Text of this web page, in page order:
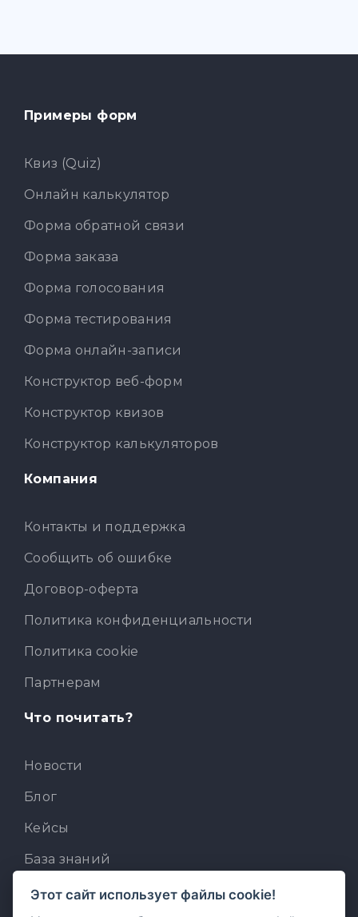
Примеры форм
Квиз (Quiz)
Онлайн калькулятор
Форма обратной связи
Форма заказа
Форма голосования
Форма тестирования
Форма онлайн-записи
Конструктор веб-форм
Конструктор квизов
Конструктор калькуляторов
Компания
Контакты и поддержка
Сообщить об ошибке
Договор-оферта
Политика конфиденциальности
Политика cookie
Партнерам
Что почитать?
Новости
Блог
Кейсы
База знаний
Для разработчиков
Этот сайт использует файлы cookie!